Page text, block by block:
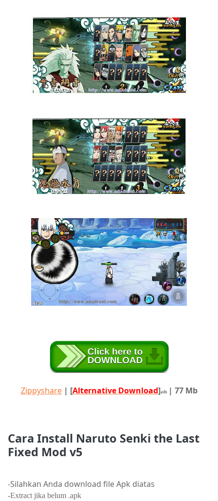
Zippyshare| [Alternative Download]ads | 77 Mb
Cara Install Naruto Senki the Last
Fixed Mod v5
-Silahkan Anda download file Apk diatas
-Extract jika belum .apk